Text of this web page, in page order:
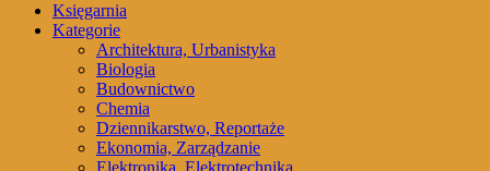
Księgarnia
Kategorie
Architektura, Urbanistyka
Biologia
Budownictwo
Chemia
Dziennikarstwo, Reportaże
Ekonomia, Zarządzanie
Elektronika, Elektrotechnika